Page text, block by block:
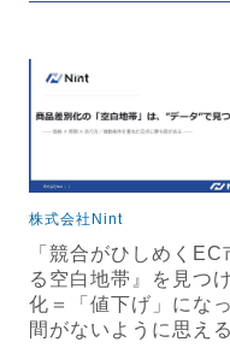
株式会社Nint
「競合がひしめく
る空白地帯』を見つ
化＝「値下げ」にな
間がないように思え